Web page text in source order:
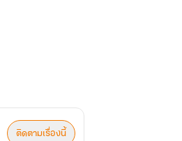
ติดตามเรื่องนี้